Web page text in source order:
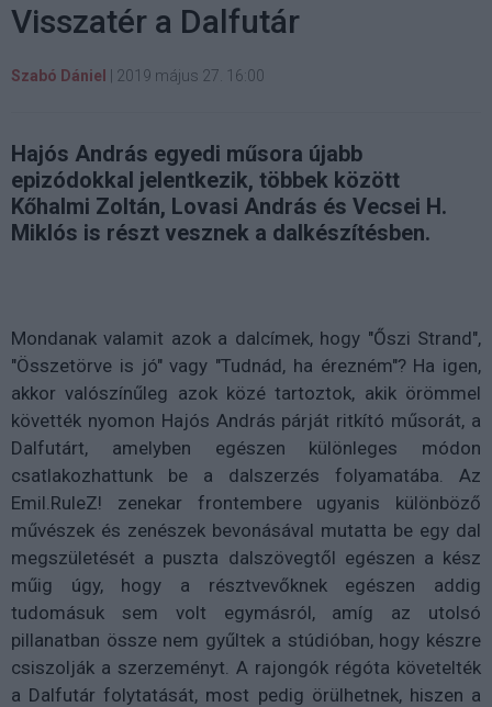
Visszatér a Dalfutár
Szabó Dániel 2019 május 27. 16:00
Hajós András egyedi műsora újabb
epizódokkal jelentkezik, többek között
Kőhalmi Zoltán, Lovasi András és Vecsei H.
Miklós is részt vesznek a dalkészítésben.
Mondanak valamit azok a dalcímek, hogy "Őszi Strand",
"Összetörve is jó" vagy "Tudnád, ha érezném"? Ha igen,
akkor valószínűleg azok közé tartoztok, akik örömmel
követték nyomon Hajós András párját ritkító műsorát, a
Dalfutárt, amelyben egészen különleges módon
csatlakozhattunk be a dalszerzés folyamatába. Az
Emil.RuleZ! zenekar frontembere ugyanis különböző
művészek és zenészek bevonásával mutatta be egy dal
megszületését a puszta dalszövegtől egészen a kész
műig úgy, hogy a résztvevőknek egészen addig
tudomásuk sem volt egymásról, amíg az utolsó
pillanatban össze nem gyűltek a stúdióban, hogy készre
csiszolják a szerzeményt. A rajongók régóta követelték
a Dalfutár folytatását, most pedig örülhetnek, hiszen a